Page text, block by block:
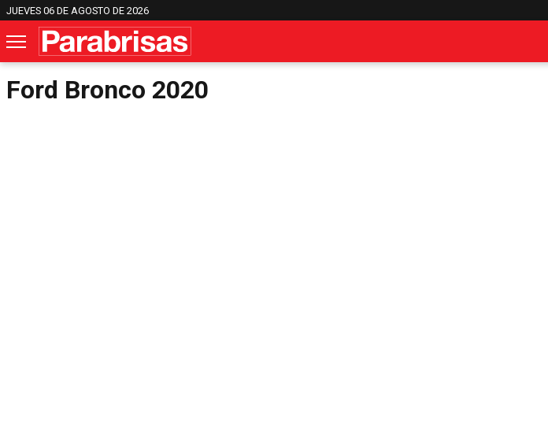
JUEVES 06 DE AGOSTO DE 2026
Ford Bronco 2020